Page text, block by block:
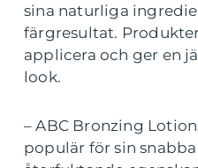
sina naturliga
färgresultat.
applicera och ger en
look.
– ABC Bronzing
populär för sin